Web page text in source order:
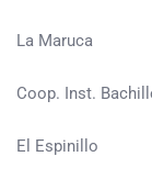
La Maruca
Coop. Inst.
El Espinillo